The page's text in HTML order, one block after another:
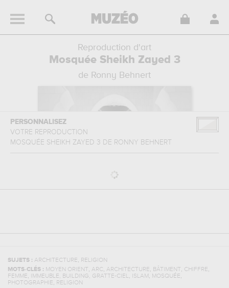
Reproduction d'art
Mosquée Sheikh Zayed 3
de Ronny Behnert
PERSONNALISEZ
VOTRE REPRODUCTION
MOSQUÉE SHEIKH ZAYED 3 DE RONNY BEHNERT
SUJETS : ARCHITECTURE, RELIGION
MOTS-CLÉS : MOYEN ORIENT, ARC , ARCHITECTURE, BÂTIMENT, CHIFFRE,
FEMME, IMMEUBLE, BUILDING, GRATTE-CIEL, ISLAM , MOSQUÉE,
PHOTOGRAPHIE, RELIGION